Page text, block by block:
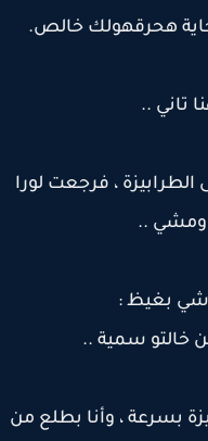
هحرقهولك خالص.
..
، فرجعت لورا
..
بغيظ :
خالتو سمية ..
، وأنا بطلع من